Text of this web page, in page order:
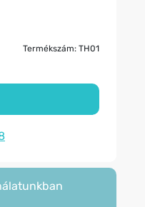
Termékszám: TH01